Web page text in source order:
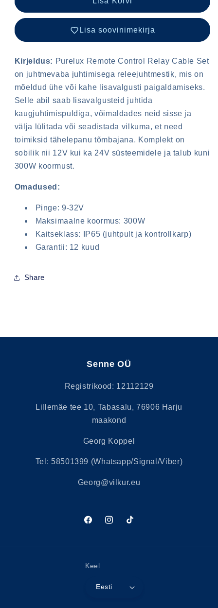
Lisa soovinimekirja
Kirjeldus: Purelux Remote Control Relay Cable Set
on juhtmevaba juhtimisega releejuhtmestik, mis on
mõeldud ühe või kahe lisavalgusti paigaldamiseks.
Selle abil saab lisavalgusteid juhtida
kaugjuhtimispuldiga, võimaldades neid sisse ja
välja lülitada või seadistada vilkuma, et need
toimiksid tähelepanu tõmbajana. Komplekt on
sobilik nii 12V kui ka 24V süsteemidele ja talub kuni
300W koormust.
Omadused:
Pinge: 9-32V
Maksimaalne koormus: 300W
Kaitseklass: IP65 (juhtpult ja kontrollkarp)
Garantii: 12 kuud
Share
Senne OÜ
Registrikood: 12112129
Lillemäe tee 10, Tabasalu, 76906 Harju
maakond
Georg Koppel
Tel: 58501399 (Whatsapp/Signal/Viber)
Georg@vilkur.eu
FacebookInstagram
Tikk-
Keel
Eesti
Sisselogimine on vajalik
Logige oma kontole sisse, et lisada tooteid
salvestatud esemeid.